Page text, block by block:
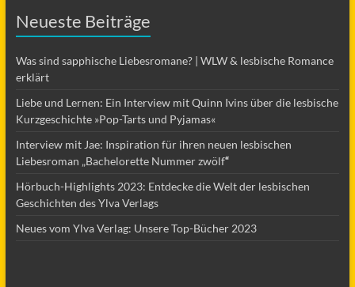
Neueste Beiträge
Was sind sapphische Liebesromane? | WLW & lesbische Romance
erklärt
Liebe und Lernen: Ein Interview mit Quinn Ivins über die lesbische
Kurzgeschichte »Pop-Tarts und Pyjamas«
Interview mit Jae: Inspiration für ihren neuen lesbischen
Liebesroman „Bachelorette Nummer zwölf“
Hörbuch-Highlights 2023: Entdecke die Welt der lesbischen
Geschichten des Ylva Verlags
Neues vom Ylva Verlag: Unsere Top-Bücher 2023